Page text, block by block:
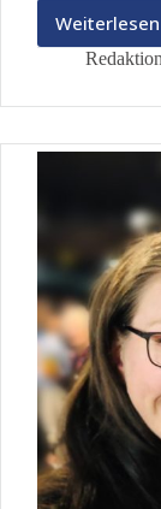
Weiterlesen
mit
Dr.
Wege
zur
Redaktion